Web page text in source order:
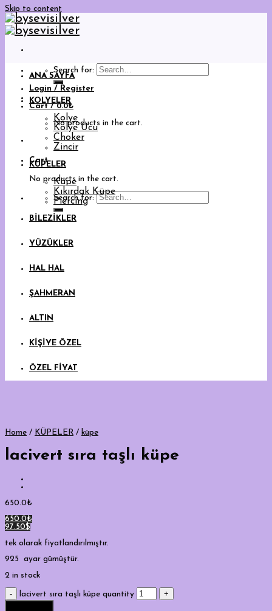
Skip to content
Search for:
Login / Register
Cart /0.0₺
No products in the cart.
Cart
No products in the cart.
Search for:
ANA SAYFA
KOLYELER
Kolye
Kolye Ucu
Choker
Zincir
KÜPELER
Küpe
Kıkırdak Küpe
Piercing
BİLEZİKLER
YÜZÜKLER
HAL HAL
ŞAHMERAN
ALTIN
KİŞİYE ÖZEL
ÖZEL FİYAT
Home / KÜPELER / küpe
lacivert sıra taşlı küpe
650.0₺
650.0₺
97.50$
tek olarak fiyatlandırılmıştır.
925 ayar gümüştür.
2 in stock
lacivert sıra taşlı küpe quantity